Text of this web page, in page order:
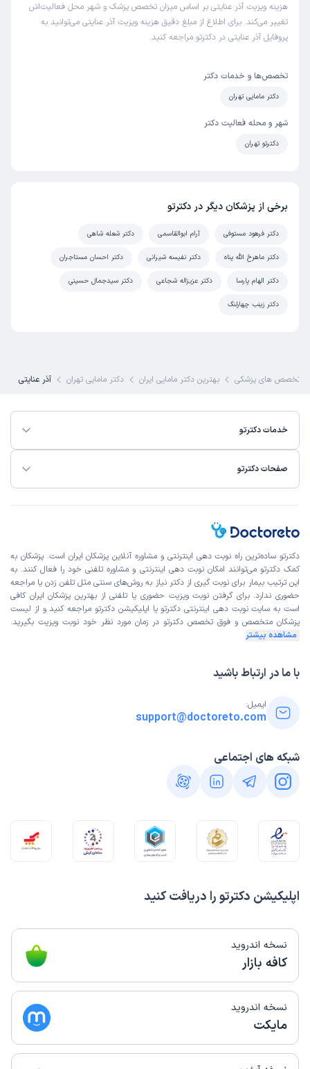
هزینه ویزیت آذر عنایتی بر اساس میزان تخصص پزشک و شهر محل فعالیت‌اش
تغییر می‌کند. برای اطلاع از مبلغ دقیق هزینه ویزیت آذر عنایتی می‌توانید به
پروفایل آذر عنایتی در دکترتو مراجعه کنید.
تخصص‌ها و خدمات دکتر
دکتر مامایی تهران
شهر و محله فعالیت دکتر
دکترتو تهران
برخی از پزشکان دیگر در دکترتو
دکتر فرهود مستوفی آرام ابوالقاسمی دکتر شعله شاهی
دکتر ماهرخ الله پناه دکتر نفیسه شیرانی دکتر احسان مستاجران
دکتر الهام پارسا دکتر عزیزاله شجاعی دکتر سیدجمال حسینی
دکتر زینب چهارلنگ
تخصص های پزشکی بهترین دکتر مامایی ایران دکتر مامایی تهران آذر عنایتی
خدمات دکترتو
صفحات دکترتو
اپلیکیشن دکترتو را دریافت کنید
نسخه اندروید
کافه بازار
نسخه اندروید
مایکت
دکترتو ساده‌ترین راه نوبت‌ دهی اینترنتی و مشاوره آنلاین پزشکان ایران است. پزشکان به
کمک دکترتو می‌توانند امکان نوبت دهی اینترنتی و مشاوره تلفنی خود را فعال کنند. به
این ترتیب بیمار برای نوبت گیری از دکتر نیاز به روش‌های سنتی مثل تلفن زدن یا مراجعه
حضوری ندارد. برای گرفتن نوبت ویزیت حضوری یا تلفنی از بهترین پزشکان ایران کافی
است به سایت نوبت دهی اینترنتی دکترتو یا اپلیکیشن دکترتو مراجعه کنید و از لیست
پزشکان متخصص و فوق تخصص دکترتو در زمان مورد نظر خود نوبت ویزیت بگیرید.
مشاهده بیشتر
با ما در ارتباط باشید
ایمیل:
support@doctoreto.com
شبکه های اجتماعی